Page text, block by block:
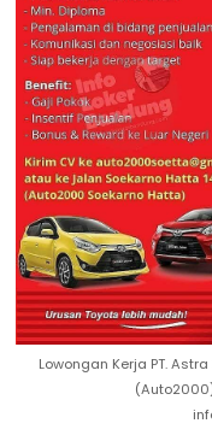
Lowongan Kerja PT.